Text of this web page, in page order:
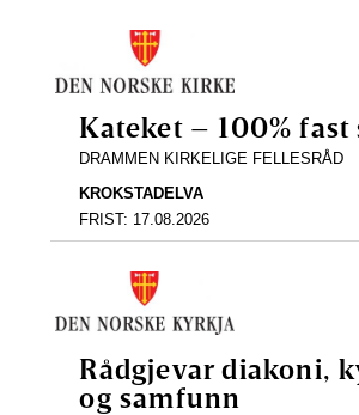
Kateket – 100%
DRAMMEN KIRKELIGE FELLESRÅD
KROKSTADELVA
FRIST: 17.08.2026
Rådgjevar diakoni,
og samfunn